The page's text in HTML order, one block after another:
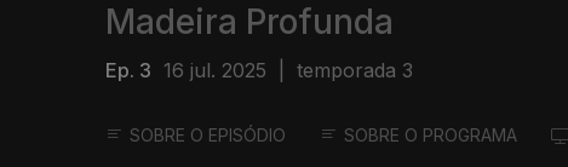
Madeira Profunda
Ep. 3 16 jul. 2025 temporada 3
SOBRE O EPISÓDIO SOBRE O PROGRAMA